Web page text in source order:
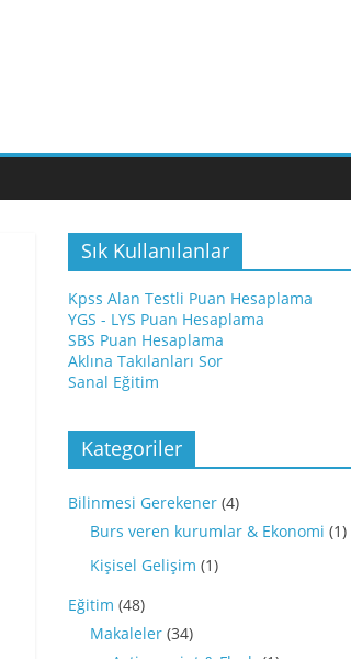
Sık Kullanılanlar
Kpss Alan Testli Puan Hesaplama
YGS - LYS Puan Hesaplama
SBS Puan Hesaplama
Aklına Takılanları Sor
Sanal Eğitim
Kategoriler
Bilinmesi Gerekener (4)
Burs veren kurumlar & Ekonomi (1)
Kişisel Gelişim (1)
Eğitim (48)
Makaleler (34)